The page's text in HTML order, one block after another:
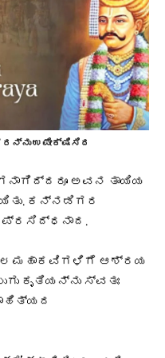
ಉಪೇಕ್ಷಿಸಿದ
ಅವನ ತಾಯಿಯ
ಕನ್ನಡಿಗರ
ಪ್ರಸಿದ್ಧನಾದ.
ಮಹಾಕವಿಗಳಿಗೆ ಆಶ್ರಯ
ಕೃತಿಯನ್ನು ಸ್ವತಃ